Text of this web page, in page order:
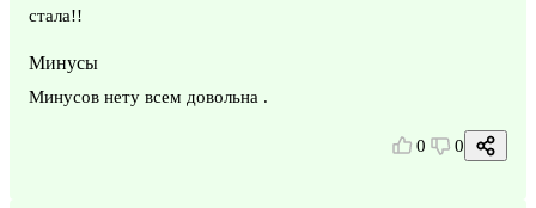
стала!!
Минусы
Минусов нету всем довольна .
0 0